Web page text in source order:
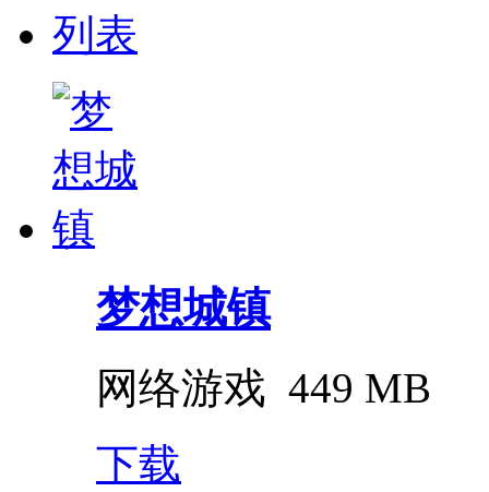
列表
梦想城镇
网络游戏 449 MB
下载